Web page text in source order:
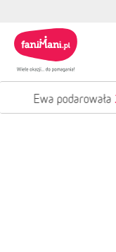
Ewa podarowała